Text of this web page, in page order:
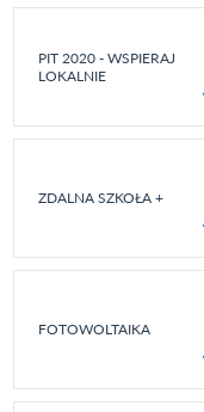
PIT 2020 - WSPIERAJ
LOKALNIE
ZDALNA SZKOŁA +
FOTOWOLTAIKA